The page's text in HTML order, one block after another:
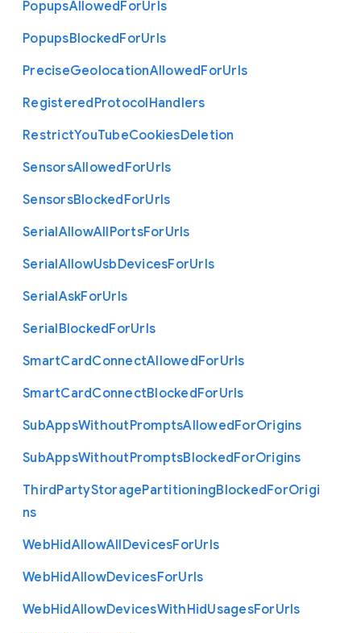
PopupsAllowedForUrls
PopupsBlockedForUrls
PreciseGeolocationAllowedForUrls
RegisteredProtocolHandlers
RestrictYouTubeCookiesDeletion
SensorsAllowedForUrls
SensorsBlockedForUrls
SerialAllowAllPortsForUrls
SerialAllowUsbDevicesForUrls
SerialAskForUrls
SerialBlockedForUrls
SmartCardConnectAllowedForUrls
SmartCardConnectBlockedForUrls
SubAppsWithoutPromptsAllowedForOrigins
SubAppsWithoutPromptsBlockedForOrigins
ThirdPartyStoragePartitioningBlockedForOrigi
ns
WebHidAllowAllDevicesForUrls
WebHidAllowDevicesForUrls
WebHidAllowDevicesWithHidUsagesForUrls